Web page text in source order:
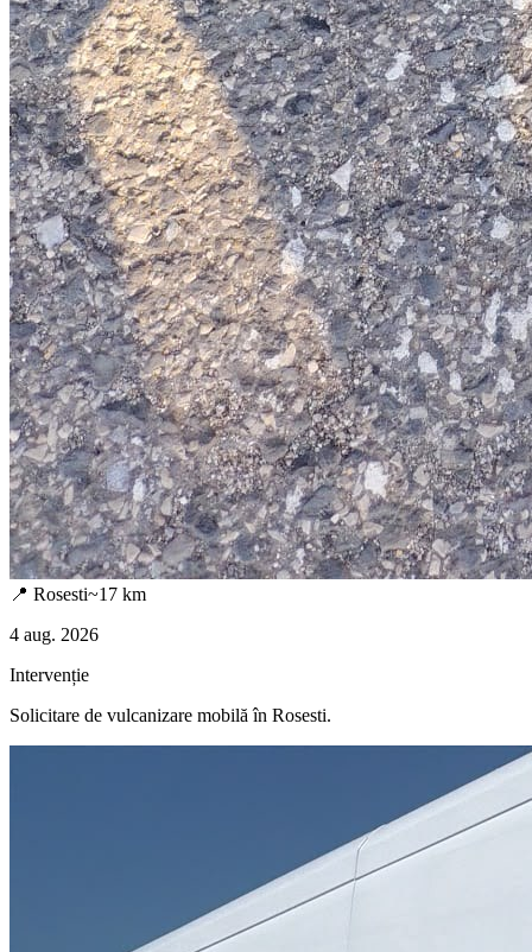
📍 Rosesti~17 km
4 aug. 2026
Intervenție
Solicitare de vulcanizare mobilă în Rosesti.